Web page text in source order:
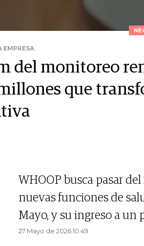
EMPRESA
del monitoreo
que
WHOOP busca pasar
nuevas funciones de
Mayo, y su ingreso a un
27 Mayo de 2026 10.49